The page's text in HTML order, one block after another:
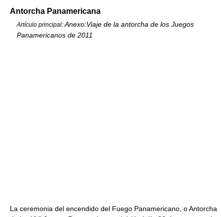
Antorcha Panamericana
Artículo principal: Anexo:Viaje de la antorcha de los Juegos
Panamericanos de 2011
La ceremonia del encendido del Fuego Panamericano, o Antorcha